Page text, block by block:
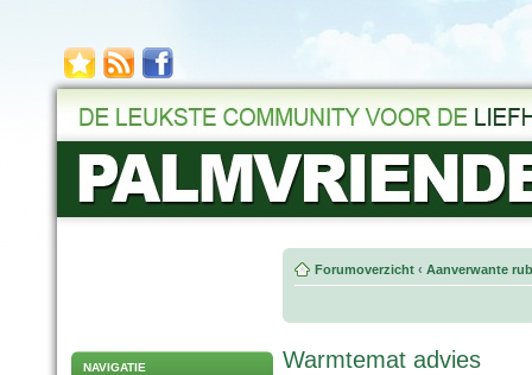
NAVIGATIE
Forumoverzicht ‹ Aanverwante
Warmtemat advies